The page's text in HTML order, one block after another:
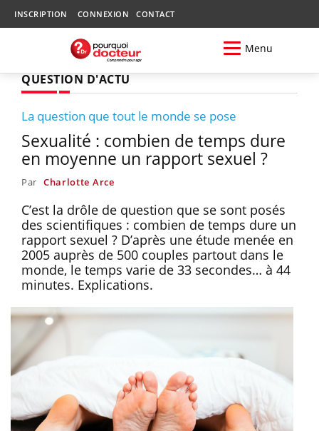
INSCRIPTION CONNEXION CONTACT
Menu
QUESTION D'ACTU
La question que tout le monde se pose
Sexualité : combien de temps dure
en moyenne un rapport sexuel ?
Par Charlotte Arce
C’est la drôle de question que se sont posés
des scientifiques : combien de temps dure un
rapport sexuel ? D’après une étude menée en
2005 auprès de 500 couples partout dans le
monde, le temps varie de 33 secondes… à 44
minutes. Explications.